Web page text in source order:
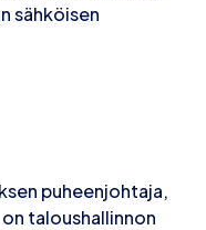
sähköisen
puheenjohtaja,
taloushallinnon